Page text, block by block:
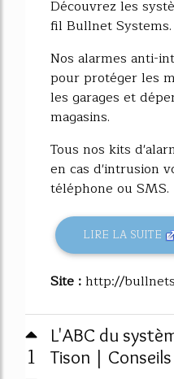
Découvrez les
fil Bullnet Systems.
Nos alarmes anti-
pour protéger les
les garages et
magasins.
Tous nos kits
en cas d'intrusion
téléphone ou SMS.
LIRE LA SUITE
Site :http://
1
L'ABC du
Tison | Conseils